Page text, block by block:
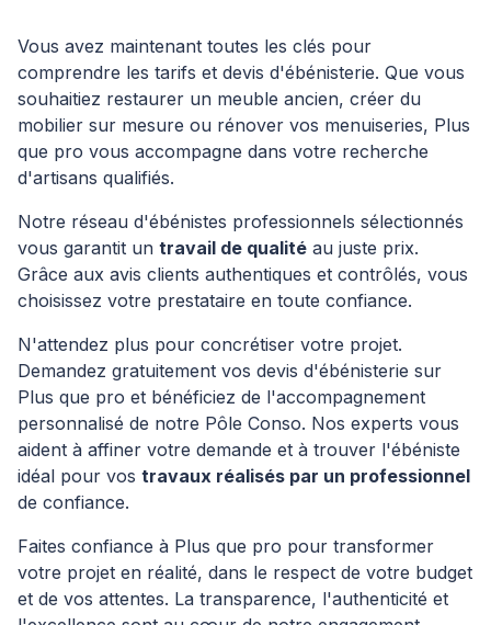
Vous avez maintenant toutes les clés pour
comprendre les tarifs et devis d'ébénisterie. Que vous
souhaitiez restaurer un meuble ancien, créer du
mobilier sur mesure ou rénover vos menuiseries, Plus
que pro vous accompagne dans votre recherche
d'artisans qualifiés.
Notre réseau d'ébénistes professionnels sélectionnés
vous garantit un travail de qualité au juste prix.
Grâce aux avis clients authentiques et contrôlés, vous
choisissez votre prestataire en toute confiance.
N'attendez plus pour concrétiser votre projet.
Demandez gratuitement vos devis d'ébénisterie sur
Plus que pro et bénéficiez de l'accompagnement
personnalisé de notre Pôle Conso. Nos experts vous
aident à affiner votre demande et à trouver l'ébéniste
idéal pour vos travaux réalisés par un professionnel
de confiance.
Faites confiance à Plus que pro pour transformer
votre projet en réalité, dans le respect de votre budget
et de vos attentes. La transparence, l'authenticité et